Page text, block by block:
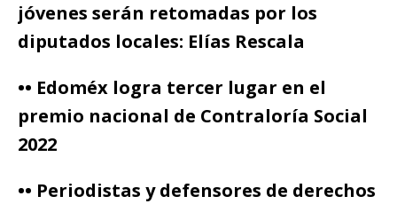
jóvenes serán retomadas por los
diputados locales: Elías Rescala
•• Edoméx logra tercer lugar en el
premio nacional de Contraloría Social
2022
•• Periodistas y defensores de derechos